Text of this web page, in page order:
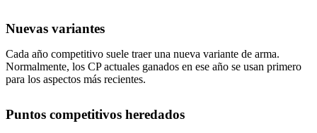
Nuevas variantes
Cada año competitivo suele traer una nueva variante de arma.
Normalmente, los CP actuales ganados en ese año se usan primero
para los aspectos más recientes.
Puntos competitivos heredados